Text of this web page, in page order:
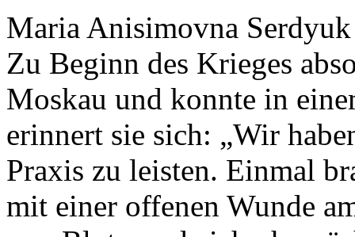
Maria Anisimovna
Zu Beginn des Krieges
Moskau und konnte in
erinnert sie sich: „Wir
Praxis zu leisten. Einmal
mit einer offenen Wunde